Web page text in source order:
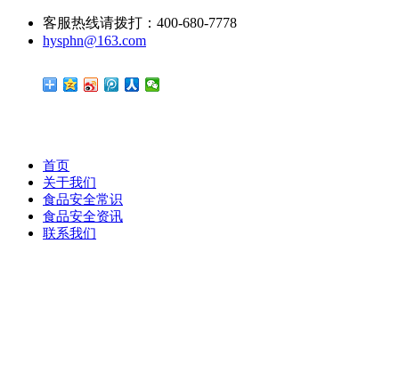
客服热线请拨打：400-680-7778
hysphn@163.com
首页
关于我们
食品安全常识
食品安全资讯
联系我们